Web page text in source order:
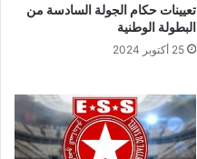
تعيينات حكام الجولة السادسة من
البطولة الوطنية
25 أكتوبر 2024